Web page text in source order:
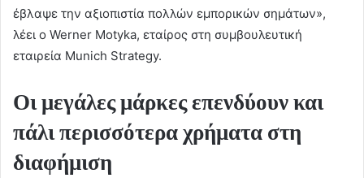
έβλαψε την αξιοπιστία πολλών εμπορικών σημάτων»,
λέει ο Werner Motyka, εταίρος στη συμβουλευτική
εταιρεία Munich Strategy.
Οι μεγάλες μάρκες επενδύουν και
πάλι περισσότερα χρήματα στη
διαφήμιση